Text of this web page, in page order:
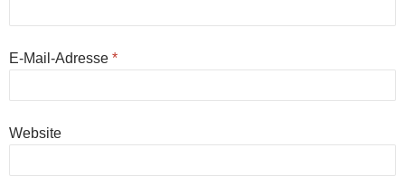
E-Mail-Adresse *
Website